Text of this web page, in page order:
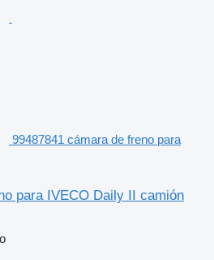
99487841 cámara de freno para
para IVECO Daily II camión